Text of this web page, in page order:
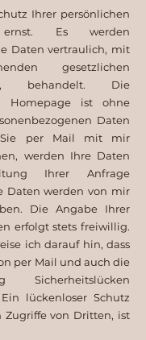
Ihrer persönlichen
Es werden
Daten vertraulich, mit
gesetzlichen
behandelt. Die
Homepage ist ohne
Daten
Sie per Mail mit mir
werden Ihre Daten
Ihrer Anfrage
Daten werden von mir
Die Angabe Ihrer
erfolgt stets freiwillig.
ich darauf hin, dass
per Mail und auch die
Sicherheitslücken
lückenloser Schutz
Zugriffe von Dritten, ist